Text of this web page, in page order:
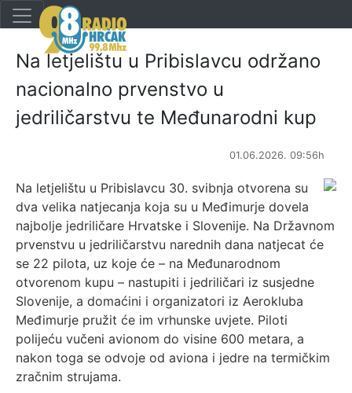
Na letjelištu u Pribislavcu održano
nacionalno prvenstvo u
jedriličarstvu te Međunarodni kup
01.06.2026. 09:56h
Na letjelištu u Pribislavcu 30. svibnja otvorena su
dva velika natjecanja koja su u Međimurje dovela
najbolje jedriličare Hrvatske i Slovenije. Na Državnom
prvenstvu u jedriličarstvu narednih dana natjecat će
se 22 pilota, uz koje će – na Međunarodnom
otvorenom kupu – nastupiti i jedriličari iz susjedne
Slovenije, a domaćini i organizatori iz Aerokluba
Međimurje pružit će im vrhunske uvjete. Piloti
polijeću vučeni avionom do visine 600 metara, a
nakon toga se odvoje od aviona i jedre na termičkim
zračnim strujama.